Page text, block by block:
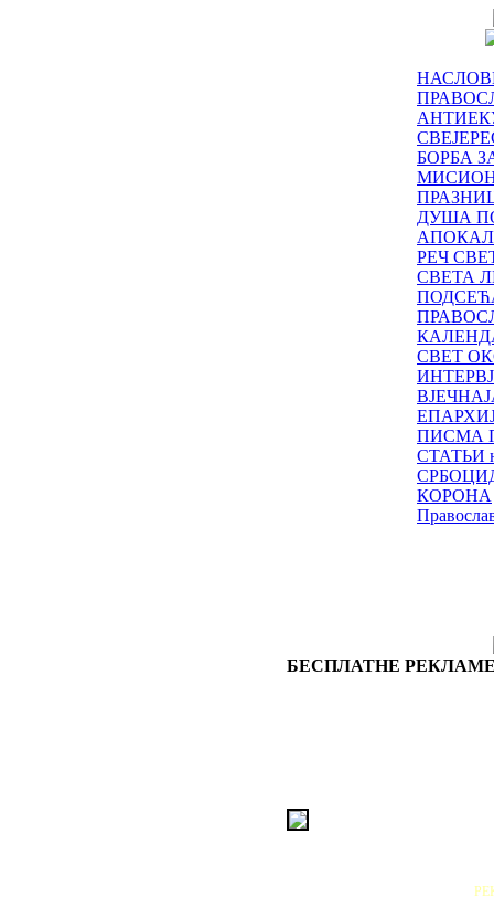
БОРБА
ДУША
РЕЧ
СВЕТА
СВЕТ
ПИСМА
СТАТЬИ
КОРОНА
БЕСПЛАТНЕ